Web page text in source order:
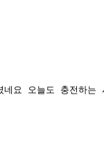
요 오늘도 충전하는